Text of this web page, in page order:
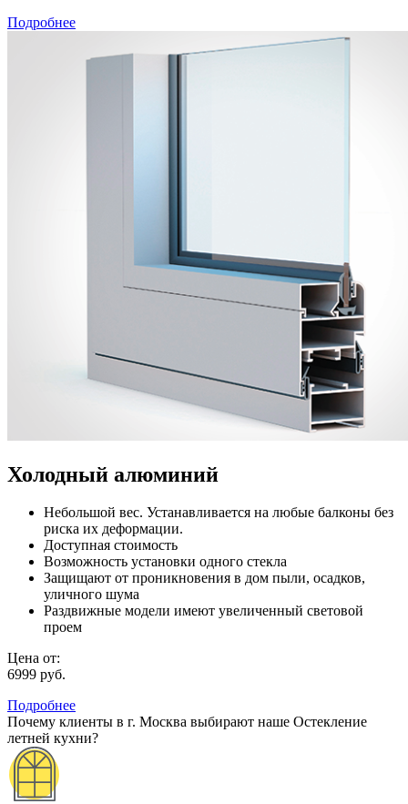
Подробнее
Холодный алюминий
Небольшой вес. Устанавливается на любые балконы без
риска их деформации.
Доступная стоимость
Возможность установки одного стекла
Защищают от проникновения в дом пыли, осадков,
уличного шума
Раздвижные модели имеют увеличенный световой
проем
Цена от:
6999 руб.
Подробнее
Почему клиенты в г. Москва выбирают наше Остекление
летней кухни?